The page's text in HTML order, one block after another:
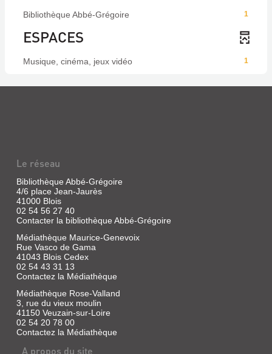
1
Bibliothèque Abbé-Grégoire
ESPACES
1
Musique, cinéma, jeux vidéo
Le réseau
Bibliothèque Abbé-Grégoire
4/6 place Jean-Jaurès
41000 Blois
02 54 56 27 40
Contacter la bibliothèque Abbé-Grégoire
Médiathèque Maurice-Genevoix
Rue Vasco de Gama
41043 Blois Cedex
02 54 43 31 13
Contactez la Médiathèque
Médiathèque Rose-Valland
3, rue du vieux moulin
41150 Veuzain-sur-Loire
02 54 20 78 00
Contactez la Médiathèque
A propos du site